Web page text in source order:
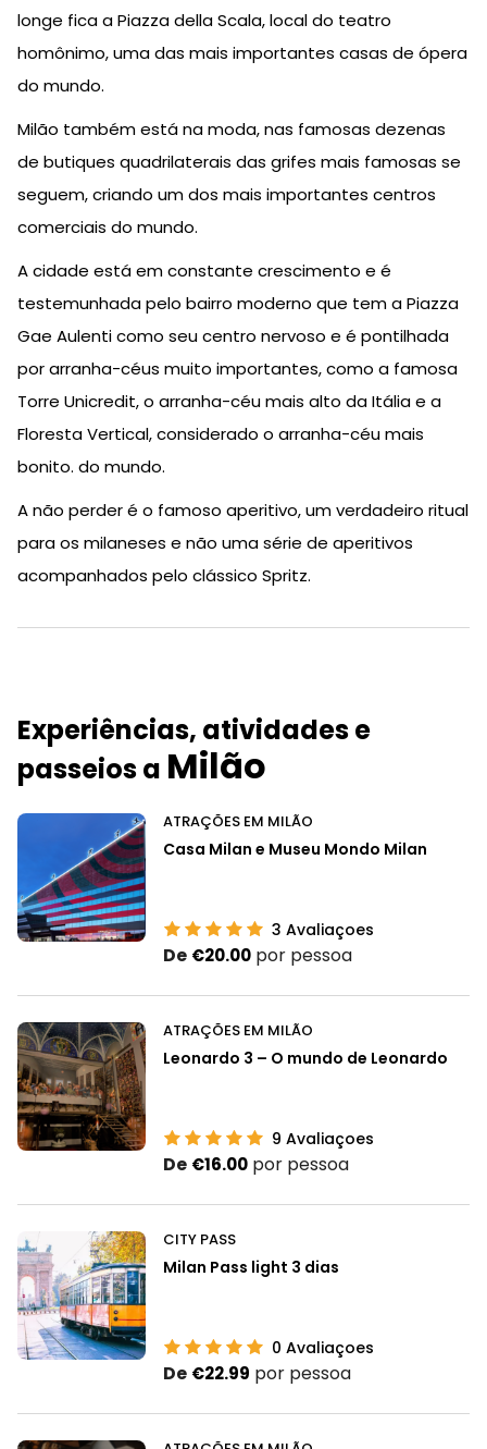
longe fica a Piazza della Scala, local do teatro
homônimo, uma das mais importantes casas de ópera
do mundo.
Milão também está na moda, nas famosas dezenas
de butiques quadrilaterais das grifes mais famosas se
seguem, criando um dos mais importantes centros
comerciais do mundo.
A cidade está em constante crescimento e é
testemunhada pelo bairro moderno que tem a Piazza
Gae Aulenti como seu centro nervoso e é pontilhada
por arranha-céus muito importantes, como a famosa
Torre Unicredit, o arranha-céu mais alto da Itália e a
Floresta Vertical, considerado o arranha-céu mais
bonito. do mundo.
A não perder é o famoso aperitivo, um verdadeiro ritual
para os milaneses e não uma série de aperitivos
acompanhados pelo clássico Spritz.
Experiências, atividades e
passeios a Milão
ATRAÇÕES EM MILÃO
Casa Milan e Museu Mondo Milan
3 Avaliaçoes
De €20.00 por pessoa
ATRAÇÕES EM MILÃO
Leonardo 3 – O mundo de Leonardo
9 Avaliaçoes
De €16.00 por pessoa
CITY PASS
Milan Pass light 3 dias
0 Avaliaçoes
De €22.99 por pessoa